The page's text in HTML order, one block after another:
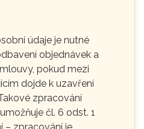
údaje je nutné
objednávek a
pokud mezi
dojde k uzavření
zpracování
čl. 6 odst. 1